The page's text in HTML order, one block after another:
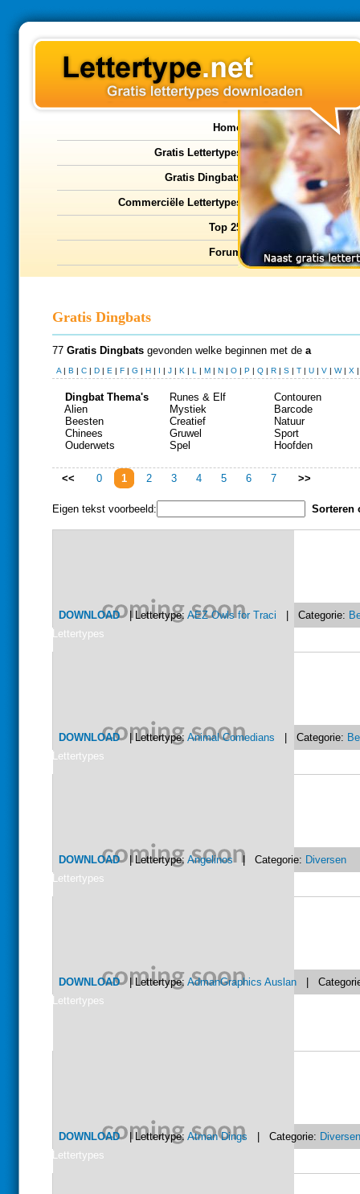
Home
Gratis Lettertypes
Gratis Dingbats
Commerciële Lettertypes
Top 25
Forum
Gratis Dingbats
77 Gratis Dingbats gevonden welke beginnen met de a
A | B | C | D | E | F | G | H | I | J | K | L | M | N | O | P | Q | R | S | T | U | V | W| X
Dingbat Thema's
Alien
Beesten
Chinees
Ouderwets
Runes & Elf
Mystiek
Creatief
Gruwel
Spel
Contouren
Barcode
Natuur
Sport
Hoofden
<< 0 1 2 3 4 5 6 7 >>
Eigen tekst voorbeeld: Sorteren
DOWNLOAD| Lettertype: AEZ Owls for Traci | Categorie:
Lettertypes
DOWNLOAD| Lettertype: Animal Comedians | Categorie:
Lettertypes
DOWNLOAD| Lettertype: Angelinos| Categorie: Diversen
Lettertypes
DOWNLOAD| Lettertype: AdmanGraphics Auslan |
Lettertypes
DOWNLOAD| Lettertype: Atman Dings | Categorie: Diversen
Lettertypes